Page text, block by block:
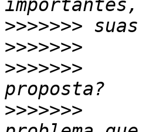
>>>>>>>
>>>>>>>
>>>>>>>
>>>>>>>